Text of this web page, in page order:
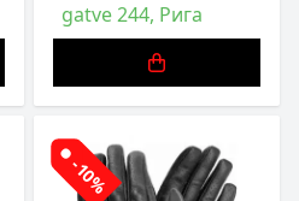
gatve 244, Рига
-10%